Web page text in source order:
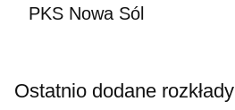
PKS Nowa Sól
Ostatnio dodane rozkłady